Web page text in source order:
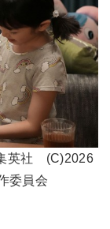
英社 (C)2026
委員会